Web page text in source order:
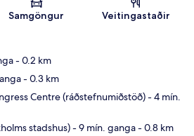
Kort
Samgöngur Veitingastaðir
- 0.2 km
- 0.3 km
Centre (ráðstefnumiðstöð)- 4 mín.
stadshus)- 9 mín. ganga- 0.8 km